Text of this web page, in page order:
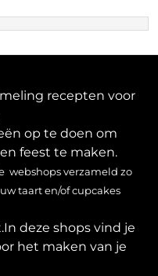
recepten voor
op te doen om
feest te maken.
webshops verzameld zo
taart en/of cupcakes
deze shops vind je
het maken van je